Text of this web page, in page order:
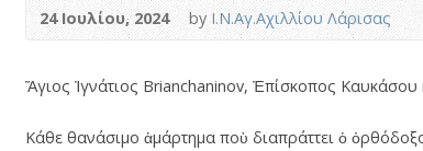
24 Ιουλίου, 2024 byΙ.Ν.Αγ.Αχιλλίου Λάρισας
Ἅγιος Ἰγνάτιος Brianchaninov, Ἐπίσκοπος
Κάθε θανάσιμο ἁμάρτημα ποὺ διαπράττει ὁ